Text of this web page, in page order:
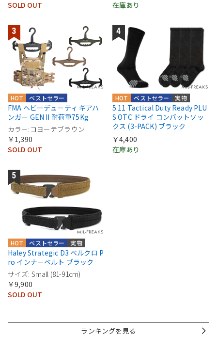
SOLD OUT 在庫あり
ベストセラー
HOT
FMA ヘビーデューティ ギアハ
ンガー GEN II 耐荷重75Kg
カラー:コヨーテブラウン
￥1,390
SOLD OUT
実物
ベストセラー
HOT
5.11 Tactical Duty Ready PLU
S OTC ドライ コンバットソッ
クス (3-PACK) ブラック
￥4,400
在庫あり
実物
ベストセラー
HOT
Haley Strategic D3 ベルクロ P
ro インナーベルト ブラック
サイズ: Small (81-91cm)
￥9,900
SOLD OUT
ランキングを見る